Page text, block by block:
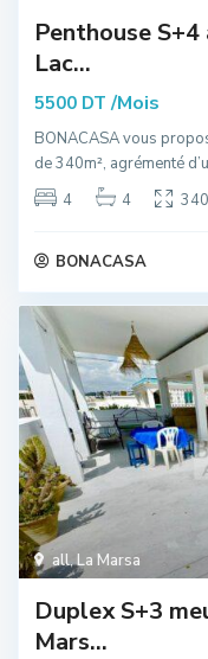
Penthouse
Lac...
5500 DT/Mois
BONACASA vous
de 340m², agrémenté
4
4
BONACASA
all,La Marsa
Duplex S+3
Mars...